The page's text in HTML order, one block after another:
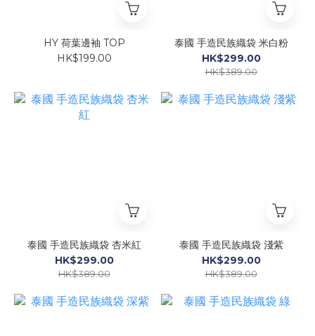
HY 荷葉邊袖 TOP
HK$199.00
泰國 手造民族織袋 米白粉
HK$299.00
HK$389.00
泰國 手造民族織袋 杏米紅
HK$299.00
HK$389.00
泰國 手造民族織袋 淺紫
HK$299.00
HK$389.00